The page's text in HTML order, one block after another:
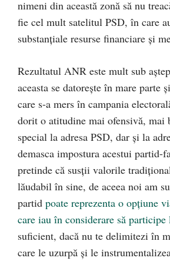
nimeni din această zonă să nu
fie cel mult satelitul PSD, în care
substanţiale resurse financiare şi
Rezultatul ANR este mult sub
aceasta se datoreşte în mare parte
care s-a mers în campania
dorit o atitudine mai ofensivă, mai
special la adresa PSD, dar şi la
demasca impostura acestui partid-
pretinde că susţii valorile
lăudabil în sine, de aceea noi am
partid poate reprezenta o opţiune
care iau în considerare să participe
suficient, dacă nu te delimitezi în
care le uzurpă şi le